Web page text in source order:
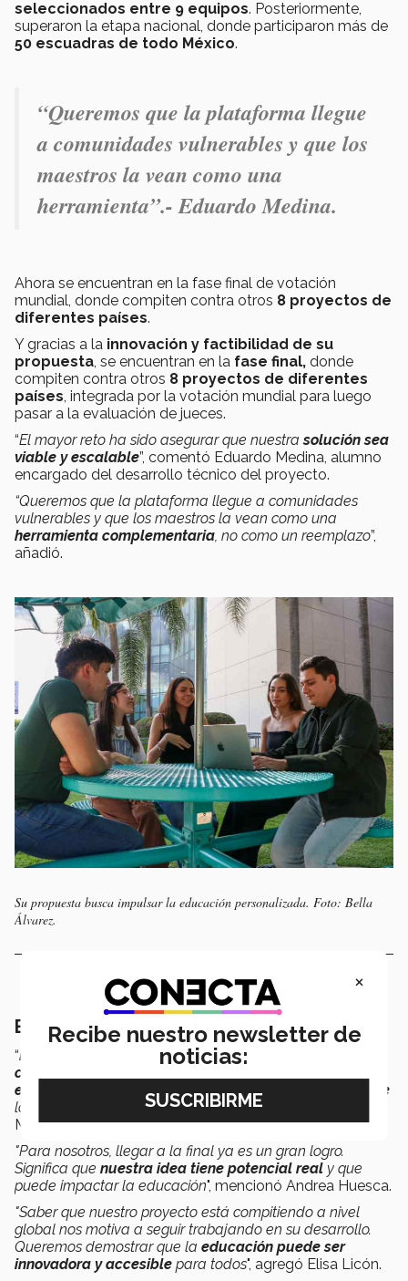
seleccionados entre 9 equipos. Posteriormente,
superaron la etapa nacional, donde participaron más de
50 escuadras de todo México.
“Queremos que la plataforma llegue
a comunidades vulnerables y que los
maestros la vean como una
herramienta”.- Eduardo Medina.
Ahora se encuentran en la fase final de votación
mundial, donde compiten contra otros 8 proyectos de
diferentes países.
Y gracias a la innovación y factibilidad de su
propuesta, se encuentran en la fase final, donde
compiten contra otros 8 proyectos de diferentes
países, integrada por la votación mundial para luego
pasar a la evaluación de jueces.
“El mayor reto ha sido asegurar que nuestrasolución sea
viable y escalable”, comentó Eduardo Medina, alumno
encargado del desarrollo técnico del proyecto.
“Queremos que la plataforma llegue a comunidades
vulnerables y que los maestros la vean como una
herramienta complementaria, no como un reemplazo”,
añadió.
Su propuesta busca impulsar la educación personalizada. Foto: Bella
Álvarez.
Emprendimiento sostenible
“No queremos que esto se quede sólo en una
competencia
emprendimiento sostenible que impacte positivamente
la educación en México y en el mundo
Montero.
"Para nosotros, llegar a la final ya es un gran logro.
Significa que nuestra idea tiene potencial real y que
puede impactar la educación", mencionó Andrea Huesca.
"Saber que nuestro proyecto está compitiendo a nivel
global nos motiva a seguir trabajando en su desarrollo.
Queremos demostrar que la educación puede ser
innovadora y accesible para todos", agregó Elisa Licón.
×
Recibe nuestro newsletter de
noticias: